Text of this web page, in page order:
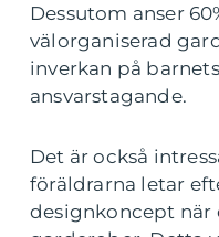
Dessutom anser
välorganiserad
inverkan på
ansvarstagande.
Det är också
föräldrarna letar
designkoncept när